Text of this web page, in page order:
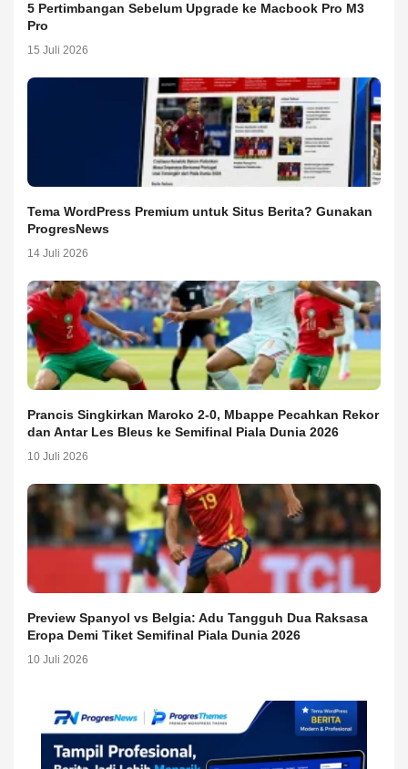
5 Pertimbangan Sebelum Upgrade ke Macbook Pro M3
Pro
15 Juli 2026
Tema WordPress Premium untuk Situs Berita? Gunakan
ProgresNews
14 Juli 2026
Prancis Singkirkan Maroko 2-0, Mbappe Pecahkan Rekor
dan Antar Les Bleus ke Semifinal Piala Dunia 2026
10 Juli 2026
Preview Spanyol vs Belgia: Adu Tangguh Dua Raksasa
Eropa Demi Tiket Semifinal Piala Dunia 2026
10 Juli 2026